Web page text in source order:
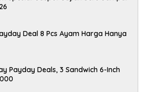
Deal 8 Pcs Ayam Harga Hanya
Payday Deals, 3 Sandwich 6-Inch